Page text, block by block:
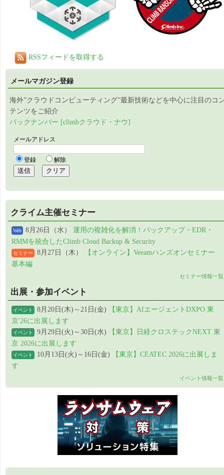
RSSフィードを取得する
メールマガジン登録
海外”クラウドコンピューティング”最新技術などを中心に注目のコ
テンツをご紹介
バックナンバー [climbクラウド・ナウ]
クライム主催セミナー
Web 8月26日（水） 運用の複雑化を解消！バックアップ・EDR・
RMMを統合したClimb Cloud Backup & Security
セミナー 8月27日（木）
【オンライン】Veeamハンズオンセミナー
基本編
セミナー情報一覧
出展・参加イベント
イベント 8月20日(木)～21日(金)
【東京】AIエージェントDXPO 東
京'26に出展します
イベント 9月29日(火)～30日(水)
【東京】日経クロステックNEXT 東
京 2026に出展します
イベント 10月13日(火)～16日(金)
【東京】CEATEC 2026に出展しま
す
イベント情報一覧